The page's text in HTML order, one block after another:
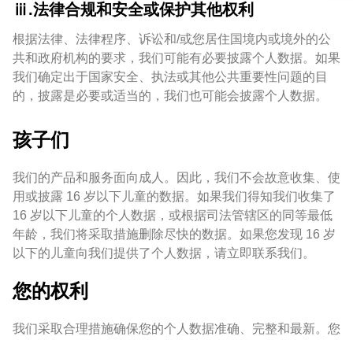
ⅲ.法律合规和安全或保护其他权利
根据法律、法律程序、诉讼和/或您居住国境内或境外的公
共和政府机构的要求，我们可能有必要披露个人数据。如果
我们确定出于国家安全、执法或其他公共重要性问题的目
的，披露是必要或适当的，我们也可能会披露个人数据。
孩子们
我们的产品和服务面向成人。因此，我们不会故意收集、使
用或披露 16 岁以下儿童的数据。如果我们得知我们收集了
16 岁以下儿童的个人数据，或根据司法管辖区的同等最低
年龄，我们将采取措施删除尽快的数据。如果您发现 16 岁
以下的儿童向我们提供了个人数据，请立即联系我们。
您的权利
我们采取合理措施确保您的个人数据准确、完整和最新。您